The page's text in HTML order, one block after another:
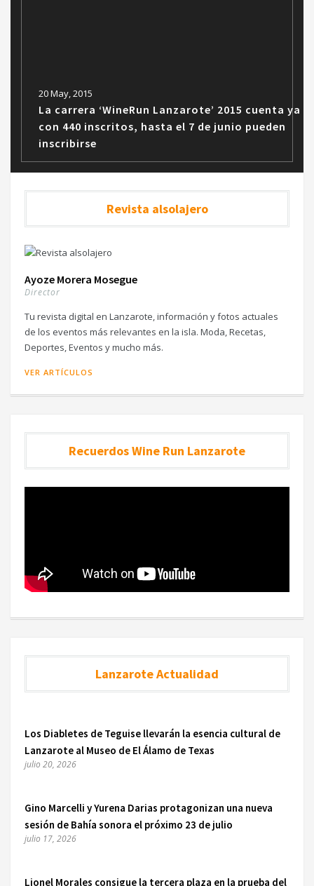
20 May, 2015
La carrera ‘WineRun Lanzarote’ 2015 cuenta ya
con 440 inscritos, hasta el 7 de junio pueden
inscribirse
Revista alsolajero
Ayoze Morera Mosegue
Director
Tu revista digital en Lanzarote, información y fotos actuales
de los eventos más relevantes en la isla. Moda, Recetas,
Deportes, Eventos y mucho más.
VER ARTÍCULOS
Recuerdos Wine Run Lanzarote
Lanzarote Actualidad
Los Diabletes de Teguise llevarán la esencia cultural de
Lanzarote al Museo de El Álamo de Texas
julio 20, 2026
Gino Marcelli y Yurena Darias protagonizan una nueva
sesión de Bahía sonora el próximo 23 de julio
julio 17, 2026
Lionel Morales consigue la tercera plaza en la prueba del